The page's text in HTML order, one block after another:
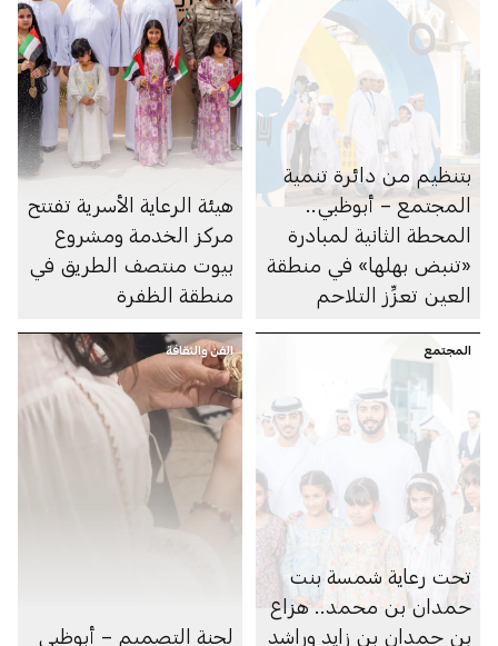
بتنظيم من دائرة تنمية
المجتمع – أبوظبي..
المحطة الثانية لمبادرة
«تنبض بهلها» في منطقة
العين تعزِّز التلاحم
هيئة الرعاية الأسرية تفتتح
مركز الخدمة ومشروع
بيوت منتصف الطريق في
منطقة الظفرة
المجتمع
تحت رعاية شمسة بنت
حمدان بن محمد.. هزاع
بن حمدان بن زايد وراشد
الفن والثقافة
لجنة التصميم – أبوظبي